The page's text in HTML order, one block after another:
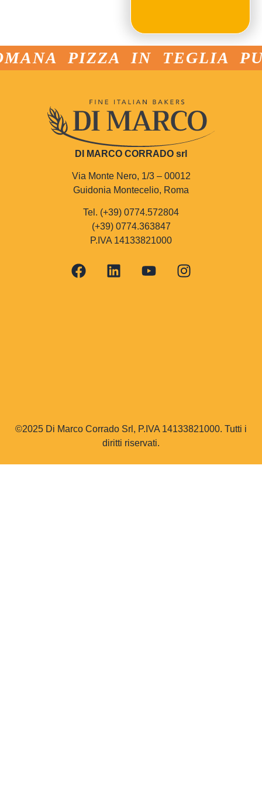
PIZZA IN TEGLIA
DI MARCO CORRADO srl
Via Monte Nero, 1/3 – 00012
Guidonia Montecelio, Roma
Tel. (+39) 0774.572804
(+39) 0774.363847
P.IVA 14133821000
©2025 Di Marco Corrado Srl, P.IVA 14133821000. Tutti i
diritti riservati.